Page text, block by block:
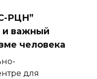
РЦН”
и важный
человека
для